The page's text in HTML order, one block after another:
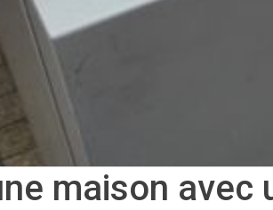
maison avec